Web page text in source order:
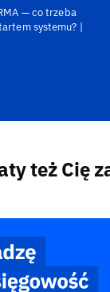
— co trzeba
systemu? |
też Cię